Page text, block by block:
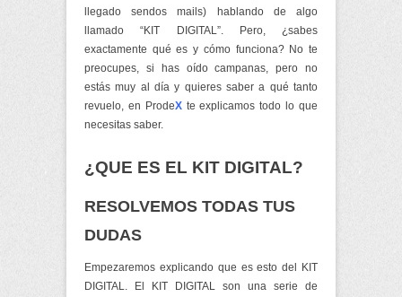
llegado sendos mails) hablando de algo
llamado “KIT DIGITAL”. Pero, ¿sabes
exactamente qué es y cómo funciona? No te
preocupes, si has oído campanas, pero no
estás muy al día y quieres saber a qué tanto
revuelo, en ProdeXte explicamos todo lo que
necesitas saber.
¿QUE ES EL KIT DIGITAL?
RESOLVEMOS TODAS TUS
DUDAS
Empezaremos explicando que es esto del KIT
DIGITAL. El KIT DIGITAL son una serie de